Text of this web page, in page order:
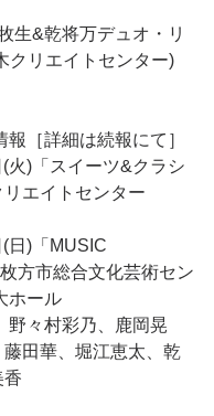
生&乾将万デュオ・リ
クリエイトセンター)
報［詳細は続報にて］
火)「スイーツ&クラシ
エイトセンター
日)「MUSIC
方市総合文化芸術セン
ホール
野々村彩乃、鹿岡晃
田華、堀江恵太、乾
香